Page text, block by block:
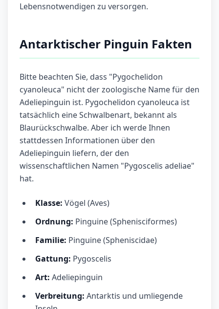
Lebensnotwendigen zu versorgen.
Antarktischer Pinguin Fakten
Bitte beachten Sie, dass "Pygochelidon
cyanoleuca" nicht der zoologische Name für den
Adeliepinguin ist. Pygochelidon cyanoleuca ist
tatsächlich eine Schwalbenart, bekannt als
Blaurückschwalbe. Aber ich werde Ihnen
stattdessen Informationen über den
Adeliepinguin liefern, der den
wissenschaftlichen Namen "Pygoscelis adeliae"
hat.
Klasse: Vögel (Aves)
Ordnung: Pinguine (Sphenisciformes)
Familie: Pinguine (Spheniscidae)
Gattung: Pygoscelis
Art: Adeliepinguin
Verbreitung: Antarktis und umliegende